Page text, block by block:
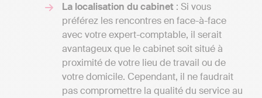
La localisation du cabinet : Si vous
préférez les rencontres en face-à-face
avec votre expert-comptable, il serait
avantageux que le cabinet soit situé à
proximité de votre lieu de travail ou de
votre domicile. Cependant, il ne faudrait
pas compromettre la qualité du service au